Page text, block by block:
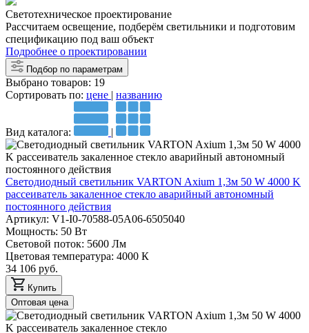
Светотехническое проектирование
Рассчитаем освещение, подберём светильники и подготовим
спецификацию под ваш объект
Подробнее о проектировании
Подбор по параметрам
Выбрано товаров: 19
Сортировать по: цене | названию
Вид каталога: |
Светодиодный светильник VARTON Axium 1,3м 50 W 4000 K
рассеиватель закаленное стекло аварийный автономный
постоянного действия
Артикул: V1-I0-70588-05A06-6505040
Мощность: 50 Вт
Световой поток: 5600 Лм
Цветовая температура: 4000 К
34 106 руб.
Купить
Оптовая цена